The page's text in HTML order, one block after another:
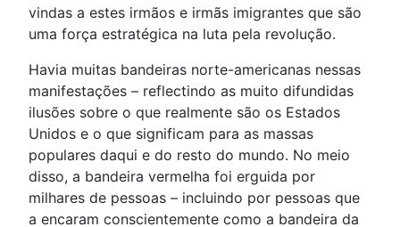
vindas a estes irmãos e irmãs imigrantes que são
uma força estratégica na luta pela revolução.
Havia muitas bandeiras norte-americanas nessas
manifestações – reflectindo as muito difundidas
ilusões sobre o que realmente são os Estados
Unidos e o que significam para as massas
populares daqui e do resto do mundo. No meio
disso, a bandeira vermelha foi erguida por
milhares de pessoas – incluindo por pessoas que
a encaram conscientemente como a bandeira da